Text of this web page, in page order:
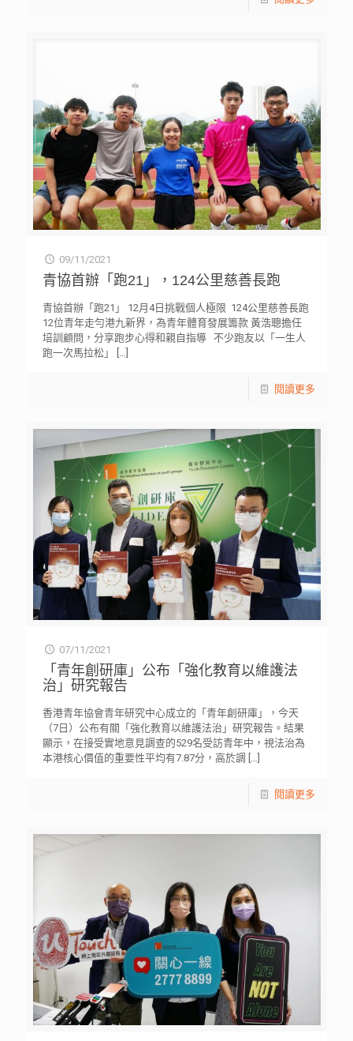
09/11/2021
青協首辦「跑21」，124公里慈善長跑
青協首辦「跑21」 12月4日挑戰個人極限 124公里慈善長跑
12位青年走勻港九新界，為青年體育發展籌款 黃浩聰擔任
培訓顧問，分享跑步心得和親自指導 不少跑友以「一生人
跑一次馬拉松」
[…]
閱讀更多
07/11/2021
「青年創研庫」公布「強化教育以維護法
治」研究報告
香港青年協會青年研究中心成立的「青年創研庫」，今天
（7日）公布有關「強化教育以維護法治」研究報告。結果
顯示，在接受實地意見調查的529名受訪青年中，視法治為
本港核心價值的重要性平均有7.87分，高於調 […]
閱讀更多